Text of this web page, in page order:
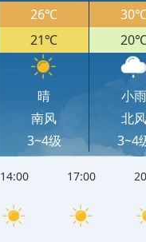
26℃
21℃
晴
南风
3~4级
小雨
北风
3~4
14:00 17:00